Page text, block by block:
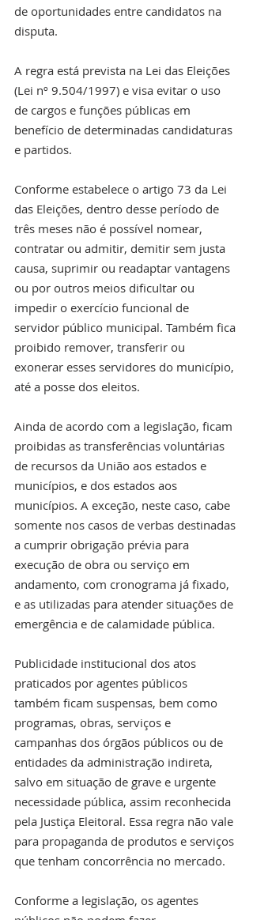
de oportunidades entre candidatos na
disputa.
A regra está prevista na Lei das Eleições
(Lei nº 9.504/1997) e visa evitar o uso
de cargos e funções públicas em
benefício de determinadas candidaturas
e partidos.
Conforme estabelece o artigo 73 da Lei
das Eleições, dentro desse período de
três meses não é possível nomear,
contratar ou admitir, demitir sem justa
causa, suprimir ou readaptar vantagens
ou por outros meios dificultar ou
impedir o exercício funcional de
servidor público municipal. Também fica
proibido remover, transferir ou
exonerar esses servidores do município,
até a posse dos eleitos.
Ainda de acordo com a legislação, ficam
proibidas as transferências voluntárias
de recursos da União aos estados e
municípios, e dos estados aos
municípios. A exceção, neste caso, cabe
somente nos casos de verbas destinadas
a cumprir obrigação prévia para
execução de obra ou serviço em
andamento, com cronograma já fixado,
e as utilizadas para atender situações de
emergência e de calamidade pública.
Publicidade institucional dos atos
praticados por agentes públicos
também ficam suspensas, bem como
programas, obras, serviços e
campanhas dos órgãos públicos ou de
entidades da administração indireta,
salvo em situação de grave e urgente
necessidade pública, assim reconhecida
pela Justiça Eleitoral. Essa regra não vale
para propaganda de produtos e serviços
que tenham concorrência no mercado.
Conforme a legislação, os agentes